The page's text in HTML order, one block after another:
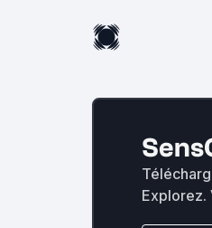
Explorez.